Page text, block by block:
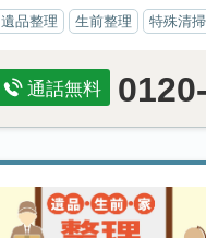
遺品整理 生前整理 特殊清掃
通話無料